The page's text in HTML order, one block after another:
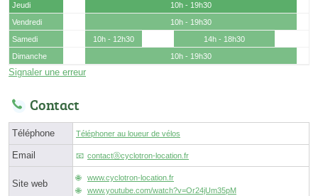
Jeudi
10h - 19h30
Vendredi
10h - 19h30
Samedi
10h - 12h30
14h - 18h30
Dimanche
10h - 19h30
Signaler une erreur
Contact
Téléphone Téléphoner au loueur de vélos
Email contactⓐcyclotron-location.fr
Site web
www.cyclotron-location.fr
www.youtube.com/watch?v=Or24jUm35pM